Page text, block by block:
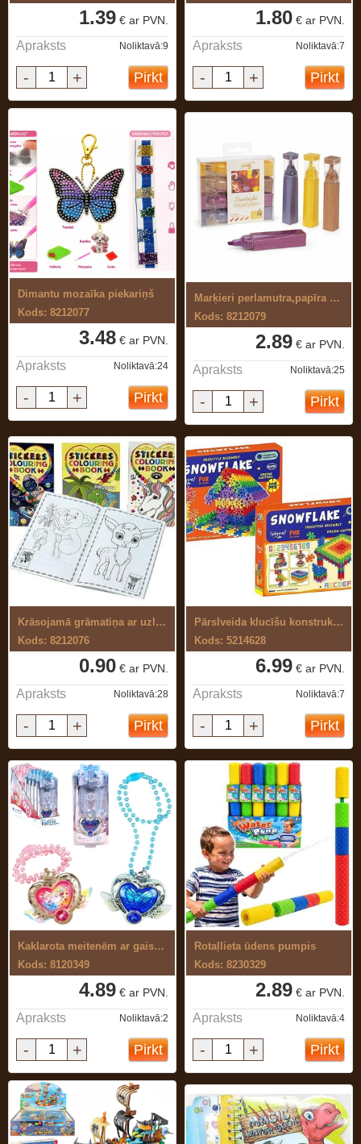
1.39 € ar PVN.
Apraksts Noliktavā:9
- + Pirkt
1.80 € ar PVN.
Apraksts Noliktavā:7
- + Pirkt
Dimantu mozaīka piekariņš
Kods: 8212077
3.48 € ar PVN.
Apraksts Noliktavā:24
- + Pirkt
Marķieri perlamutra,papīra un metāla ...
Kods: 8212079
2.89 € ar PVN.
Apraksts Noliktavā:25
- + Pirkt
Krāsojamā grāmatiņa ar uzlīmēm
Kods: 8212076
0.90 € ar PVN.
Apraksts Noliktavā:28
- + Pirkt
Pārslveida klucīšu konstruktors
Kods: 5214628
6.99 € ar PVN.
Apraksts Noliktavā:7
- + Pirkt
Kaklarota meitenēm ar gaismu un skaņu
Kods: 8120349
4.89 € ar PVN.
Apraksts Noliktavā:2
- + Pirkt
Rotaļlieta ūdens pumpis
Kods: 8230329
2.89 € ar PVN.
Apraksts Noliktavā:4
- + Pirkt